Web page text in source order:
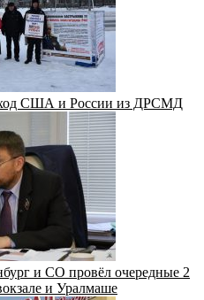
США и России из ДРСМД
и СО провёл очередные 2
и Уралмаше